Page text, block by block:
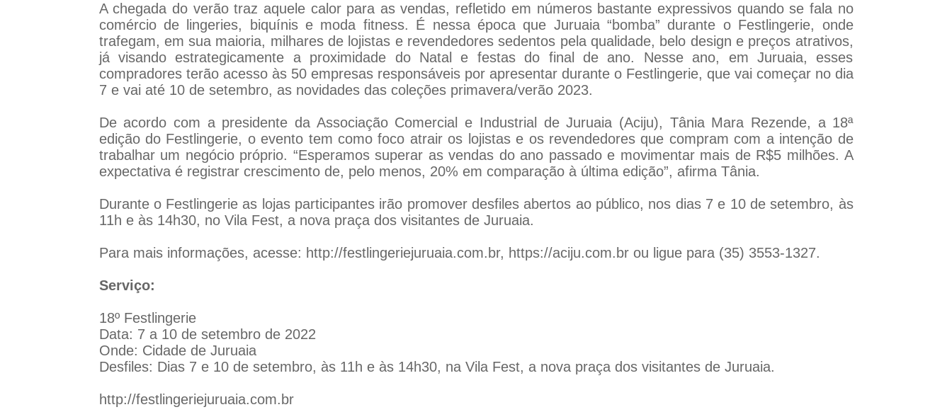
A chegada do verão traz aquele calor para as vendas, refletido em números bastante expressivos quando se fala no
comércio de lingeries, biquínis e moda fitness. É nessa época que Juruaia “bomba” durante o Festlingerie, onde
trafegam, em sua maioria, milhares de lojistas e revendedores sedentos pela qualidade, belo design e preços atrativos,
já visando estrategicamente a proximidade do Natal e festas do final de ano. Nesse ano, em Juruaia, esses
compradores terão acesso às 50 empresas responsáveis por apresentar durante o Festlingerie, que vai começar no dia
7 e vai até 10 de setembro, as novidades das coleções primavera/verão 2023.
De acordo com a presidente da Associação Comercial e Industrial de Juruaia (Aciju), Tânia Mara Rezende, a 18ª
edição do Festlingerie, o evento tem como foco atrair os lojistas e os revendedores que compram com a intenção de
trabalhar um negócio próprio. “Esperamos superar as vendas do ano passado e movimentar mais de R$5 milhões. A
expectativa é registrar crescimento de, pelo menos, 20% em comparação à última edição”, afirma Tânia.
Durante o Festlingerie as lojas participantes irão promover desfiles abertos ao público, nos dias 7 e 10 de setembro, às
11h e às 14h30, no Vila Fest, a nova praça dos visitantes de Juruaia.
Para mais informações, acesse: http://festlingeriejuruaia.com.br, https://aciju.com.brou ligue para (35) 3553-1327.
Serviço:
18º Festlingerie
Data: 7 a 10 de setembro de 2022
Onde: Cidade de Juruaia
Desfiles: Dias 7 e 10 de setembro, às 11h e às 14h30, na Vila Fest, a nova praça dos visitantes de Juruaia.
http://festlingeriejuruaia.com.br